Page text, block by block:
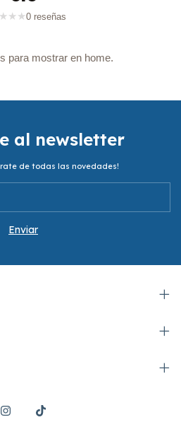
★ ★ ★0 reseñas
para mostrar en home.
al newsletter
de todas las novedades!